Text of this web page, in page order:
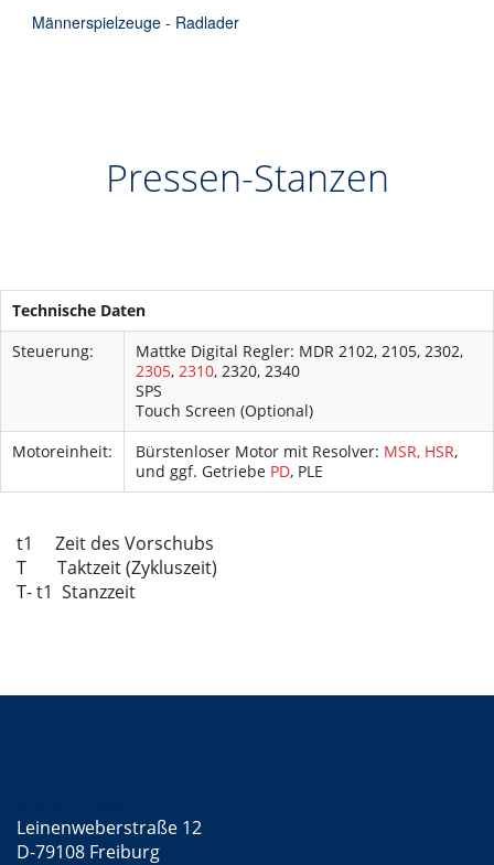
Männerspielzeuge - Radlader
Pressen-Stanzen
Technische Daten
Steuerung:
Mattke Digital Regler: MDR 2102, 2105, 2302,
2305, 2310, 2320, 2340
SPS
Touch Screen (Optional)
Motoreinheit:
Bürstenloser Motor mit Resolver: MSR, HSR,
und ggf. Getriebe PD, PLE
t1 Zeit des Vorschubs
T Taktzeit (Zykluszeit)
T- t1 Stanzzeit
Leinenweberstraße 12
D-79108 Freiburg